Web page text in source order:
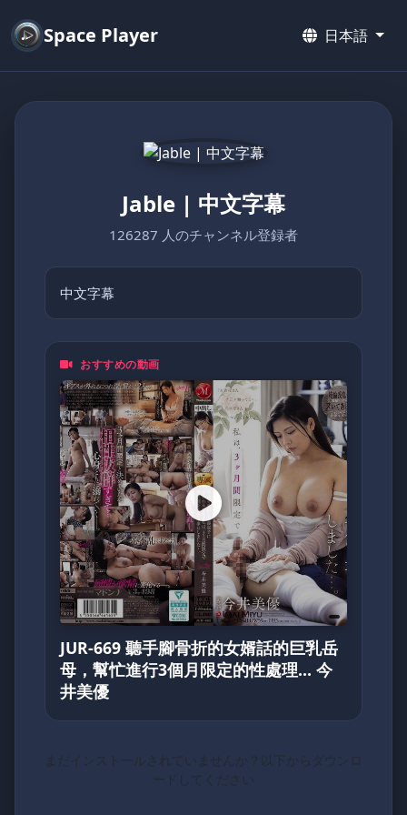
Space Player 日本語
Jable | 中文字幕
126287 人のチャンネル登録者
中文字幕
おすすめの動画
JUR-669 聽手腳骨折的女婿話的巨乳岳
母，幫忙進行3個月限定的性處理… 今
井美優
まだインストールされていませんか？以下からダウンロ
ードしてください